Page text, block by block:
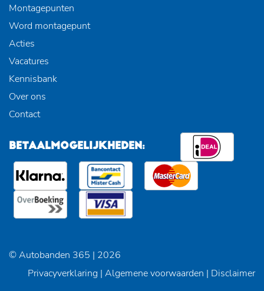
Montagepunten
Word montagepunt
Acties
Vacatures
Kennisbank
Over ons
Contact
BETAALMOGELIJKHEDEN:
© Autobanden 365 | 2026
Privacyverklaring | Algemene voorwaarden | Disclaimer